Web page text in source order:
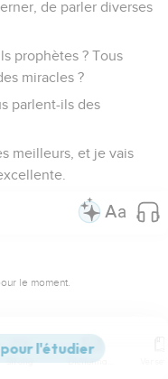
de parler diverses
prophètes ? Tous
miracles ?
parlent-ils des
meilleurs, et je vais
le moment.
même des
Strong